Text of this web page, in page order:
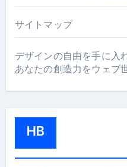
サイトマップ
デザインの自由を手に入
あなたの創造力をウェブ
HB